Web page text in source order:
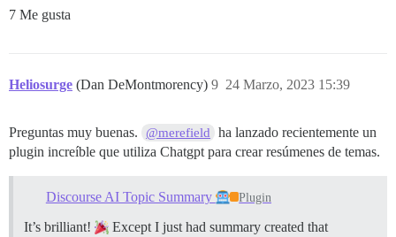
7 Me gusta
Heliosurge (Dan DeMontmorency) 24 Marzo, 2023 15:39
9
Preguntas muy buenas. @merefield
ha lanzado recientemente un
plugin increíble que utiliza Chatgpt para crear resúmenes de temas.
Discourse AI Topic Summary Plugin
It’s brilliant!
Except I just had summary created that